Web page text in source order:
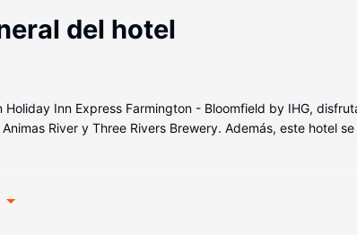
del hotel
Holiday Inn Express Farmington - Bloomfield by IHG,
River y Three Rivers Brewery. Además, este hotel
propia casa en cualquiera de las 101 habitaciones con